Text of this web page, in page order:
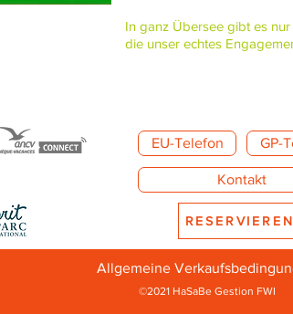
In ganz Übersee gibt es
die unser echtes
EU-Telefon GP-
Kontakt
RESERVIEREN
Allgemeine
©2021 HaSaBe Gestion FWI